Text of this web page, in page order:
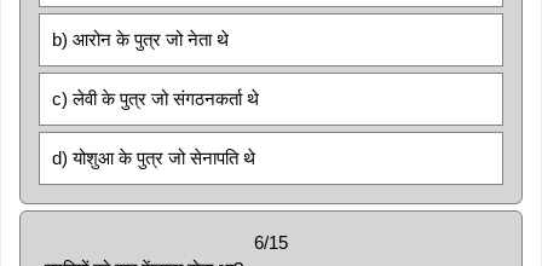
b) आरोन के पुत्र जो नेता थे
c) लेवी के पुत्र जो संगठनकर्ता थे
d) योशुआ के पुत्र जो सेनापति थे
6/15